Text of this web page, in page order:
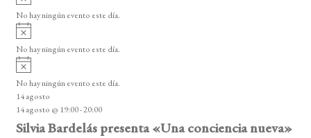
o
v
i
o
No hay ningún evento este día.
A
v
i
o
No hay ningún evento este día.
A
v
i
s
o
No hay ningún evento este día.
14 agosto
14 agosto @ 19:00-20:00
Silvia Bardelás presenta «Una conciencia nueva»